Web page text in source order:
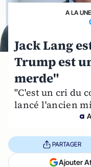
A LA UNE
Jack Lang
Trump est
merde"
"C'est un cri du
lancé l'ancien
PARTAGER
Ajouter